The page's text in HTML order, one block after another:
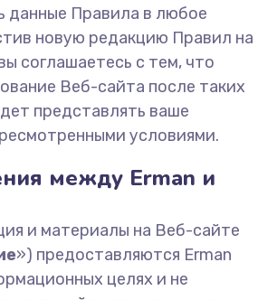
данные Правила в любое
новую редакцию Правил на
соглашаетесь с тем, что
Веб-сайта после таких
представлять ваше
условиями.
между Erman и
и материалы на Веб-сайте
») предоставляются Erman
целях и не